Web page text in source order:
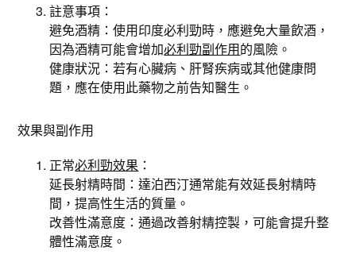
註意事項：
避免酒精：使用印度必利勁時，應避免大量飲酒，
因為酒精可能會增加必利勁副作用的風險。
健康狀況：若有心臟病、肝腎疾病或其他健康問
題，應在使用此藥物之前告知醫生。
效果與副作用
正常必利勁效果 ：
延長射精時間：達泊西汀通常能有效延長射精時
間，提高性生活的質量。
改善性滿意度：通過改善射精控製，可能會提升整
體性滿意度。